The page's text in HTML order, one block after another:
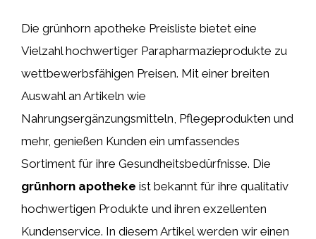
Die grünhorn apotheke Preisliste bietet eine
Vielzahl hochwertiger Parapharmazieprodukte zu
wettbewerbsfähigen Preisen. Mit einer breiten
Auswahl an Artikeln wie
Nahrungsergänzungsmitteln, Pflegeprodukten und
mehr, genießen Kunden ein umfassendes
Sortiment für ihre Gesundheitsbedürfnisse. Die
grünhorn apotheke ist bekannt für ihre qualitativ
hochwertigen Produkte und ihren exzellenten
Kundenservice. In diesem Artikel werden wir einen